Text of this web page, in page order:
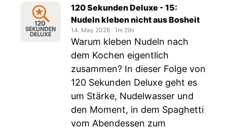
120 Sekunden Deluxe - 15:
Nudeln kleben nicht aus Bosheit
14. May 2026 ‧ 1m 29s
Warum kleben Nudeln nach
dem Kochen eigentlich
zusammen? In dieser Folge von
120 Sekunden Deluxe geht es
um Stärke, Nudelwasser und
den Moment, in dem Spaghetti
vom Abendessen zum